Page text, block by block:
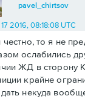
pavel_chirtsov
2016, 08:18:08 UTC
честно, то я не
ослабились
ЖД в сторону
крайне
некуда